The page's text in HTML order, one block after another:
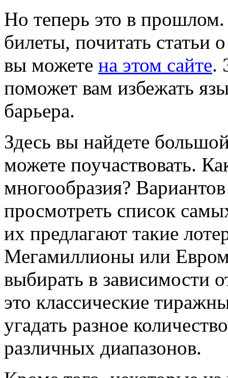
Но теперь это в прошлом.
билеты, почитать статьи
вы можете на этом сайте.
поможет вам избежать
барьера.
Здесь вы найдете
можете поучаствовать.
многообразия?
просмотреть список
их предлагают такие
Мегамиллионы или
выбирать в зависимости
это классические
угадать разное
различных диапазонов.